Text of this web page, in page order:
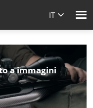
IT
a immagini